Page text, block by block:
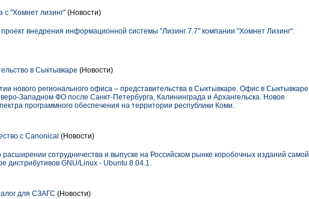
с "Хомнет лизинг" (Новости)
внедрения информационной системы "Лизинг 7.7" компании "Хомнет Лизинг".
в Сыктывкаре (Новости)
нового регионального офиса – представительства в Сыктывкаре. Офис в Сыктывкаре
Западном ФО после Санкт-Петербурга, Калининграда и Архангельска. Новое
программного обеспечения на территории республики Коми.
с Canonical (Новости)
сотрудничества и выпуске на Российском рынке коробочных изданий самой
дистрибутивов GNU/Linux - Ubuntu 8.04.1.
для СЗАГС (Новости)